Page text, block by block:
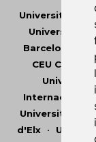
Universitat
Universitat
Barcelona
CEU
Internacional
Universitat de
d'Elx•